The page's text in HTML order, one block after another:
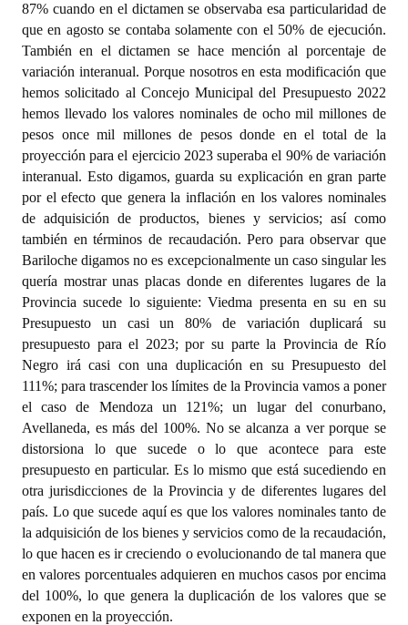
87% cuando en el dictamen se observaba esa particularidad de
que en agosto se contaba solamente con el 50% de ejecución.
También en el dictamen se hace mención al porcentaje de
variación interanual. Porque nosotros en esta modificación que
hemos solicitado al Concejo Municipal del Presupuesto 2022
hemos llevado los valores nominales de ocho mil millones de
pesos once mil millones de pesos donde en el total de la
proyección para el ejercicio 2023 superaba el 90% de variación
interanual. Esto digamos, guarda su explicación en gran parte
por el efecto que genera la inflación en los valores nominales
de adquisición de productos, bienes y servicios; así como
también en términos de recaudación. Pero para observar que
Bariloche digamos no es excepcionalmente un caso singular les
quería mostrar unas placas donde en diferentes lugares de la
Provincia sucede lo siguiente: Viedma presenta en su en su
Presupuesto un casi un 80% de variación duplicará su
presupuesto para el 2023; por su parte la Provincia de Río
Negro irá casi con una duplicación en su Presupuesto del
111%; para trascender los límites de la Provincia vamos a poner
el caso de Mendoza un 121%; un lugar del conurbano,
Avellaneda, es más del 100%. No se alcanza a ver porque se
distorsiona lo que sucede o lo que acontece para este
presupuesto en particular. Es lo mismo que está sucediendo en
otra jurisdicciones de la Provincia y de diferentes lugares del
país. Lo que sucede aquí es que los valores nominales tanto de
la adquisición de los bienes y servicios como de la recaudación,
lo que hacen es ir creciendo o evolucionando de tal manera que
en valores porcentuales adquieren en muchos casos por encima
del 100%, lo que genera la duplicación de los valores que se
exponen en la proyección.